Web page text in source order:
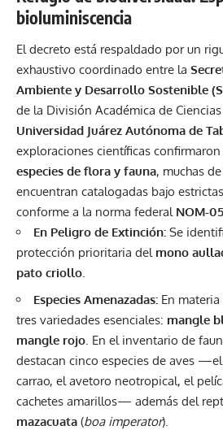
bioluminiscencia
El decreto está respaldado por un
exhaustivo coordinado entre la
Ambiente y Desarrollo Sostenible
de la División Académica de
Universidad Juárez Autónoma de
exploraciones científicas
especies de flora y fauna, muchas
encuentran catalogadas bajo
conforme a la norma federal NOM-
En Peligro de Extinción: Se
protección prioritaria del mono
pato criollo.
Especies Amenazadas: En
tres variedades esenciales: mangle
mangle rojo . En el inventario de
destacan cinco especies de aves
carrao, el avetoro neotropical, el
cachetes amarillos— además del
mazacuata (boa imperator).